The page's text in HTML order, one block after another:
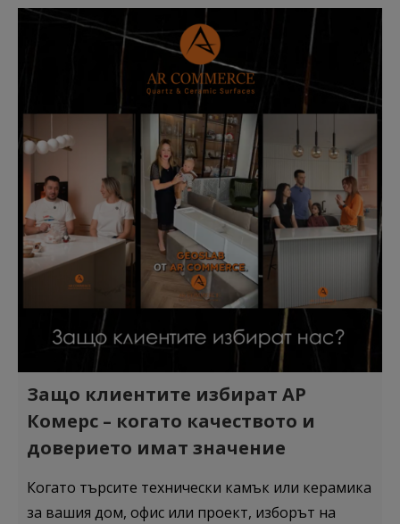
Защо клиентите избират АР
Комерс – когато качеството и
доверието имат значение
Когато търсите технически камък или керамика
за вашия дом, офис или проект, изборът на